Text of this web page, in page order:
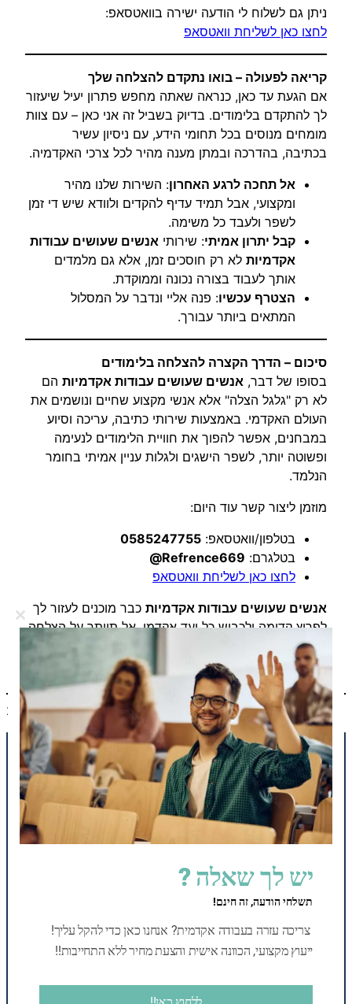
ניתן גם לשלוח לי הודעה ישירה בוואטסאפ:
לחצו כאן לשליחת וואטסאפ
קריאה לפעולה – בואו נתקדם להצלחה שלך
אם הגעת עד כאן, כנראה שאתה מחפש פתרון יעיל שיעזור
לך להתקדם בלימודים. בדיוק בשביל זה אני כאן – עם צוות
מומחים מנוסים בכל תחומי הידע, עם ניסיון עשיר
בכתיבה, בהדרכה ובמתן מענה מהיר לכל צרכי האקדמיה.
אל תחכה לרגע האחרון: השירות שלנו מהיר
ומקצועי, אבל תמיד עדיף להקדים ולוודא שיש די זמן
לשפר ולעבד כל משימה.
קבל יתרון אמיתי: שירותי אנשים שעושים עבודות
אקדמיות לא רק חוסכים זמן, אלא גם מלמדים
אותך לעבוד בצורה נכונה וממוקדת.
הצטרף עכשיו: פנה אליי ונדבר על המסלול
המתאים ביותר עבורך.
סיכום – הדרך הקצרה להצלחה בלימודים
בסופו של דבר, אנשים שעושים עבודות אקדמיות הם
לא רק "גלגל הצלה" אלא אנשי מקצוע שחיים ונושמים את
העולם האקדמי. באמצעות שירותי כתיבה, עריכה וסיוע
במבחנים, אפשר להפוך את חוויית הלימודים לנעימה
ופשוטה יותר, לשפר הישגים ולגלות עניין אמיתי בחומר
הנלמד.
מוזמן ליצור קשר עוד היום:
בטלפון/וואטסאפ: 0585247755
בטלגרם: Refrence669@
לחצו כאן לשליחת וואטסאפ
אנשים שעושים עבודות אקדמיות כבר מוכנים לעזור לך
לפרוץ קדימה ולכבוש כל יעד אקדמי. אל תוותר על הצלחה
– פנה עכשיו וקבל את הסיוע המדויק ביותר לצרכים שלך!
פברואר 22, 2025
תפריט
moked100academy@gmail.com
מדיה חברתית
יש לך שאלה ?
תשלחי הודעה, זה חינם!
צריכה עזרה בעבודה אקדמית? אנחנו כאן כדי להקל עליך!
ייעוץ מקצועי, הכוונה אישית והצעת מחיר ללא התחייבות!!